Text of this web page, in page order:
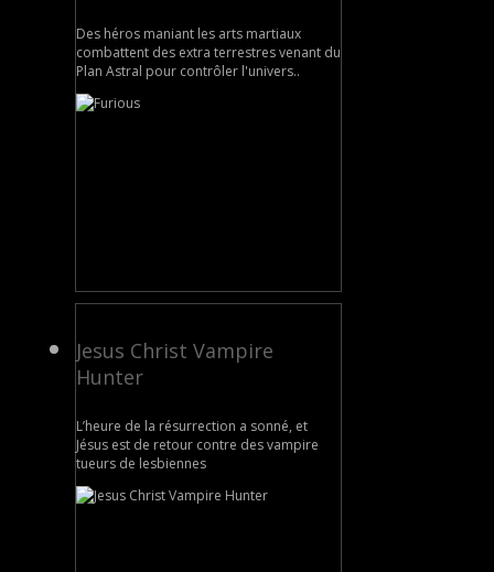
Des héros maniant les arts martiaux
combattent des extra terrestres venant du
Plan Astral pour contrôler l'univers..
Jesus Christ Vampire
Hunter
L’heure de la résurrection a sonné, et
Jésus est de retour contre des vampire
tueurs de lesbiennes